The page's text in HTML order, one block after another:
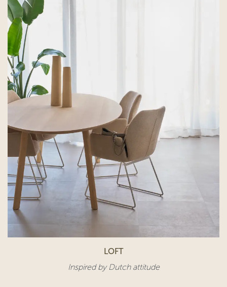
LOFT
Inspired by Dutch attitude​